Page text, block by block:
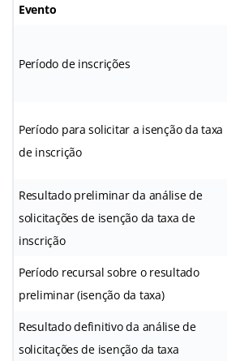
Evento
Período de inscrições
Período para solicitar a isenção da taxa
de inscrição
Resultado preliminar da análise de
solicitações de isenção da taxa de
inscrição
Período recursal sobre o resultado
preliminar (isenção da taxa)
Resultado definitivo da análise de
solicitações de isenção da taxa